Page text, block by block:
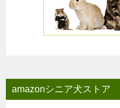
amazonシニア犬ストア